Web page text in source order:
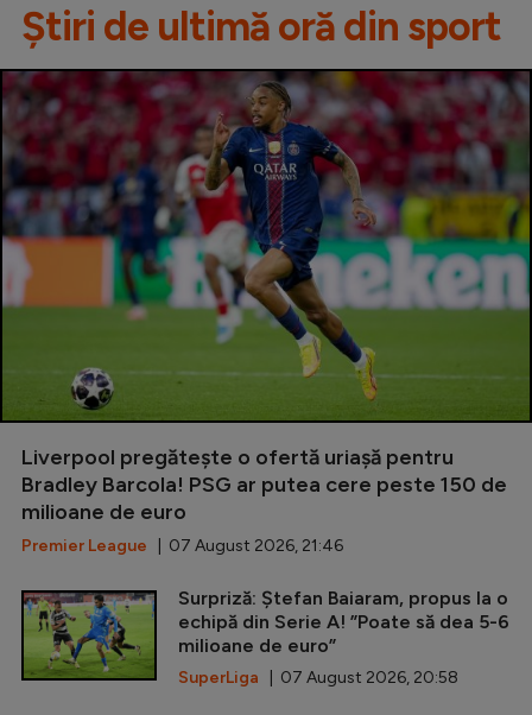
Știri de ultimă oră din sport
Liverpool pregătește o ofertă uriașă pentru
Bradley Barcola! PSG ar putea cere peste 150 de
milioane de euro
Premier League | 07 August 2026, 21:46
Surpriză: Ștefan Baiaram, propus la o
echipă din Serie A! ”Poate să dea 5-6
milioane de euro”
SuperLiga | 07 August 2026, 20:58